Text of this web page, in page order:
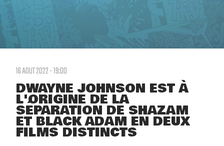
16 AOUT 2022 - 19:00
DWAYNE JOHNSON EST À
L'ORIGINE DE LA
SÉPARATION DE SHAZAM
ET BLACK ADAM EN DEUX
FILMS DISTINCTS